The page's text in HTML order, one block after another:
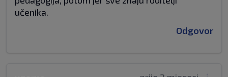
učenika.
Odgovor